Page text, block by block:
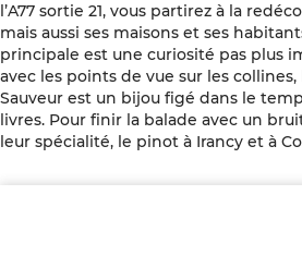
l’A77 sortie 21, vous partirez à la
mais aussi ses maisons et ses
principale est une curiosité pas plus
avec les points de vue sur les
Sauveur est un bijou figé dans le
livres. Pour finir la balade avec un
leur spécialité, le pinot à Irancy et à